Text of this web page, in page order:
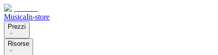
MusicaIn-store
Prezzi
Risorse